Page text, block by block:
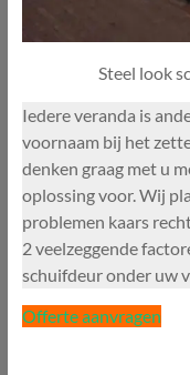
Steel look
Iedere veranda is
voornaam bij het
denken graag met u
oplossing voor. Wij
problemen kaars
2 veelzeggende
schuifdeur onder uw
Offerte aanvragen